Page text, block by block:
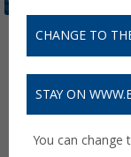
CHANGE TO
STAY ON
You can change